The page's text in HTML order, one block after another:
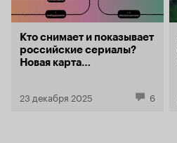
Кто снимает и показывает
российские сериалы?
Новая карта
23 декабря 2025 6